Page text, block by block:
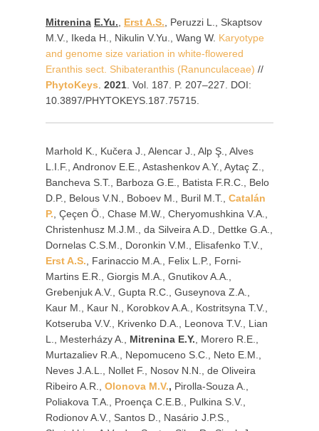
Mitrenina E.Yu., Erst A.S., Peruzzi L., Skaptsov
M.V., Ikeda H., Nikulin V.Yu., Wang W. Karyotype
and genome size variation in white-flowered
Eranthis sect. Shibateranthis (Ranunculaceae) //
PhytoKeys. 2021. Vol. 187. P. 207‒227. DOI:
10.3897/PHYTOKEYS.187.75715.
Marhold K., Kučera J., Alencar J., Alp Ş., Alves
L.I.F., Andronov E.E., Astashenkov A.Y., Aytaç Z.,
Bancheva S.T., Barboza G.E., Batista F.R.C., Belo
D.P., Belous V.N., Boboev M., Buril M.T., Catalán
P., Çeçen Ö., Chase M.W., Cheryomushkina V.A.,
Christenhusz M.J.M., da Silveira A.D., Dettke G.A.,
Dornelas C.S.M., Doronkin V.M., Elisafenko T.V.,
Erst A.S., Farinaccio M.A., Felix L.P., Forni-
Martins E.R., Giorgis M.A., Gnutikov A.A.,
Grebenjuk A.V., Gupta R.C., Guseynova Z.A.,
Kaur M., Kaur N., Korobkov A.A., Kostritsyna T.V.,
Kotseruba V.V., Krivenko D.A., Leonova T.V., Lian
L., Mesterházy A., Mitrenina E.Y., Morero R.E.,
Murtazaliev R.A., Nepomuceno S.C., Neto E.M.,
Neves J.A.L., Nollet F., Nosov N.N., de Oliveira
Ribeiro A.R., Olonova M.V., Pirolla-Souza A.,
Poliakova T.A., Proença C.E.B., Pulkina S.V.,
Rodionov A.V., Santos D., Nasário J.P.S.,